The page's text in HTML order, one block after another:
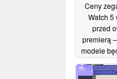
Ceny
Watch 5
przed
premierą
modele
10/